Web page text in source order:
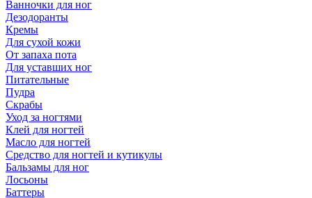
Ванночки для ног
Дезодоранты
Кремы
Для сухой кожи
От запаха пота
Для уставших ног
Питательные
Пудра
Скрабы
Уход за ногтями
Клей для ногтей
Масло для ногтей
Средство для ногтей и кутикулы
Бальзамы для ног
Лосьоны
Баттеры